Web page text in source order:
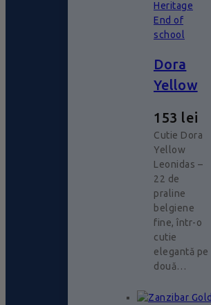
Heritage
End of
school
Dora
Yellow
153 lei
Cutie Dora
Yellow
Leonidas –
22 de
praline
belgiene
fine, într-o
cutie
elegantă pe
două…